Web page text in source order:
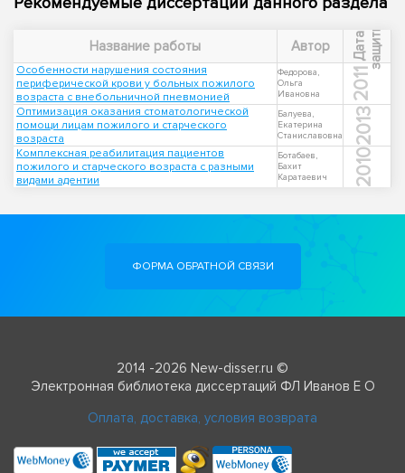
Название работы Автор Д
а
т
а
з
а
щ
и
т ы
Особенности нарушения состояния
периферической крови у больных пожилого
возраста с внебольничной пневмонией
Федорова,
Ольга
Ивановна
2011
Оптимизация оказания стоматологической
помощи лицам пожилого и старческого
возраста
Балуева,
Екатерина
Станиславовна
2013
Комплексная реабилитация пациентов
пожилого и старческого возраста с разными
видами адентии
Ботабаев,
Бахит
Каратаевич
2010
ФОРМА ОБРАТНОЙ СВЯЗИ
2014 -2026 New-disser.ru ©
Электронная библиотека диссертаций ФЛ Иванов Е О
Оплата, доставка, условия возврата